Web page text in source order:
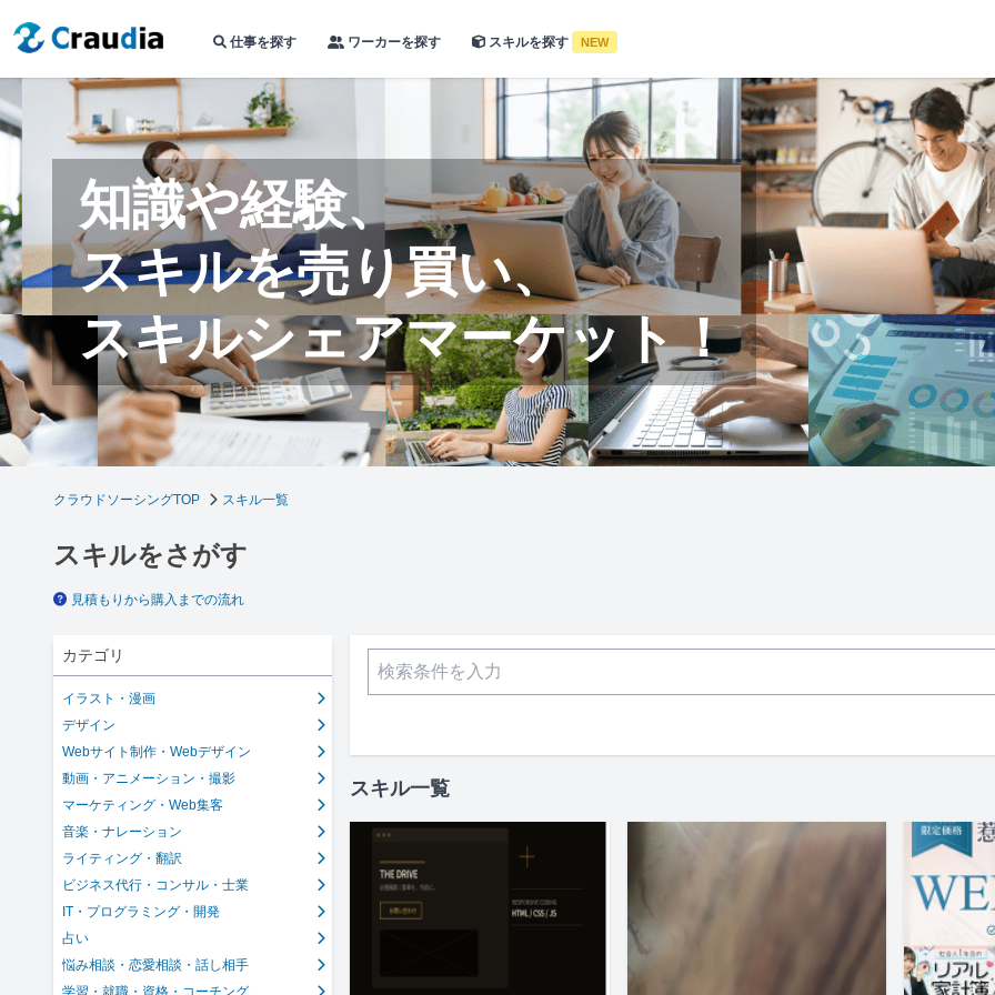
仕事を探す ワーカーを探す スキルを探す NEW
知識や経験、
スキルを売り買い、
スキルシェアマーケット！
クラウドソーシングTOP スキル一覧
スキルをさがす
見積もりから購入までの流れ
カテゴリ
イラスト・漫画
デザイン
Webサイト制作・Webデザイン
動画・アニメーション・撮影
マーケティング・Web集客
音楽・ナレーション
ライティング・翻訳
ビジネス代行・コンサル・士業
IT・プログラミング・開発
占い
悩み相談・恋愛相談・話し相手
学習・就職・資格・コーチング
スキル一覧